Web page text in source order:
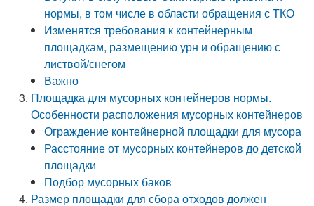
нормы, в том числе в области обращения с ТКО
Изменятся требования к контейнерным
площадкам, размещению урн и обращению с
листвой/снегом
Важно
Площадка для мусорных контейнеров нормы.
Особенности расположения мусорных контейнеров
Ограждение контейнерной площадки для мусора
Расстояние от мусорных контейнеров до детской
площадки
Подбор мусорных баков
Размер площадки для сбора отходов должен